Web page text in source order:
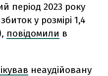
період 2023 року
у розмірі 1,4
повідомили в
неаудійовану